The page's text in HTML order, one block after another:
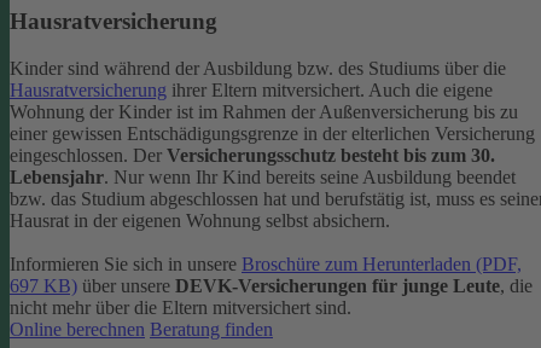
Hausratversicherung
Kinder sind während der Ausbildung bzw. des Studiums über die
Hausratversicherung ihrer Eltern mitversichert. Auch die eigene
Wohnung der Kinder ist im Rahmen der Außenversicherung bis zu
einer gewissen Entschädigungsgrenze in der elterlichen Versicherung
eingeschlossen. Der Versicherungsschutz besteht bis zum 30.
Lebensjahr. Nur wenn Ihr Kind bereits seine Ausbildung beendet
bzw. das Studium abgeschlossen hat und berufstätig ist, muss es
Hausrat in der eigenen Wohnung selbst absichern.
Informieren Sie sich in unsere Broschüre zum Herunterladen (PDF,
697 KB) über unsere DEVK-Versicherungen für junge Leute, die
nicht mehr über die Eltern mitversichert sind.
Online berechnen Beratung finden